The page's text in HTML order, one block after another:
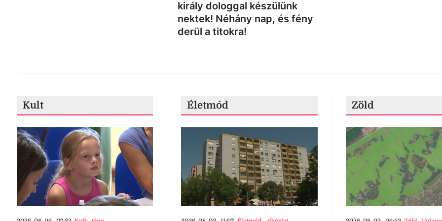
király dologgal készülünk
nektek! Néhány nap, és fény
derül a titokra!
Kult Életmód Zöld